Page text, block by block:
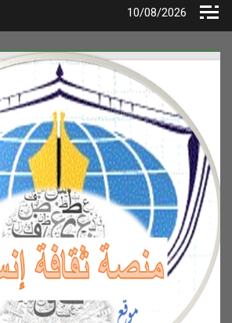
Skip
10/08/2026